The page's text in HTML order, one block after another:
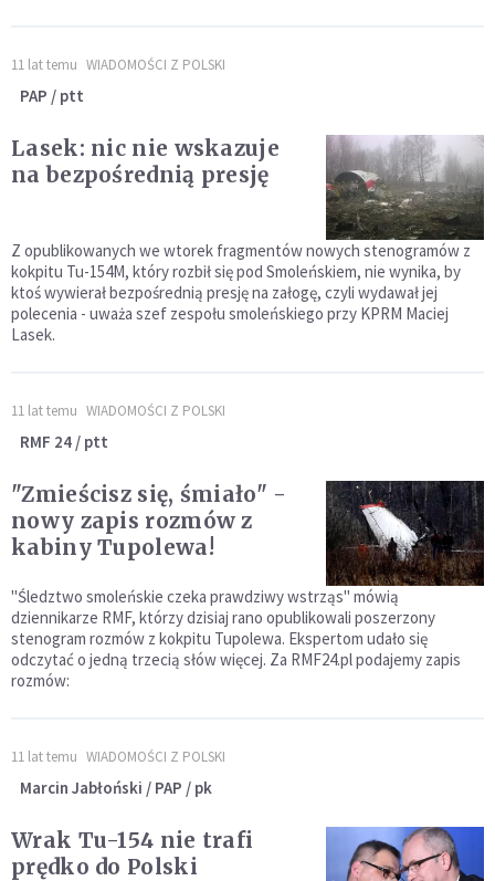
11 lat temu WIADOMOŚCI Z POLSKI
PAP / ptt
Lasek: nic nie wskazuje
na bezpośrednią presję
Z opublikowanych we wtorek fragmentów nowych stenogramów z
kokpitu Tu-154M, który rozbił się pod Smoleńskiem, nie wynika, by
ktoś wywierał bezpośrednią presję na załogę, czyli wydawał jej
polecenia - uważa szef zespołu smoleńskiego przy KPRM Maciej
Lasek.
11 lat temu WIADOMOŚCI Z POLSKI
RMF 24 / ptt
"Zmieścisz się, śmiało" -
nowy zapis rozmów z
kabiny Tupolewa!
"Śledztwo smoleńskie czeka prawdziwy wstrząs" mówią
dziennikarze RMF, którzy dzisiaj rano opublikowali poszerzony
stenogram rozmów z kokpitu Tupolewa. Ekspertom udało się
odczytać o jedną trzecią słów więcej. Za RMF24.pl podajemy zapis
rozmów:
11 lat temu WIADOMOŚCI Z POLSKI
Marcin Jabłoński / PAP / pk
Wrak Tu-154 nie trafi
prędko do Polski